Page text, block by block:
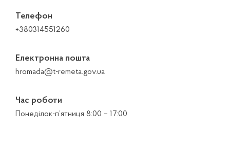
Телефон
+380314551260
Електронна пошта
hromada@t-remeta.gov.ua
Час роботи
Понеділок-п’ятниця 8:00 – 17:00